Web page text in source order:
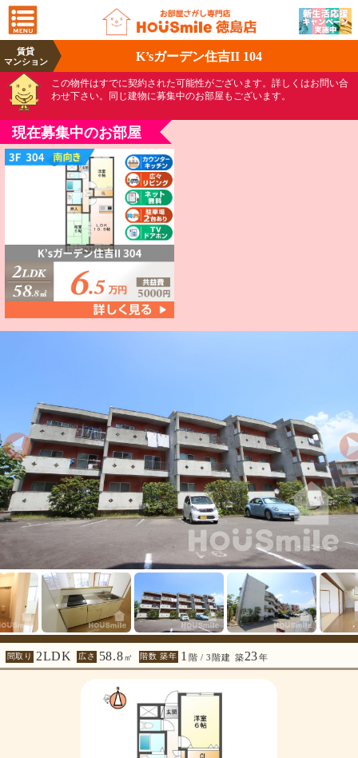
賃貸
マンション
K’sガーデン住吉II 104
この物件はすでに契約された可能性がございます。詳しくはお問い合
わせ下さい。同じ建物に募集中のお部屋もございます。
現在募集中のお部屋
間取り 2LDK 広さ 58.8㎡ 階数 築年 1 階 / 3階建 築23年